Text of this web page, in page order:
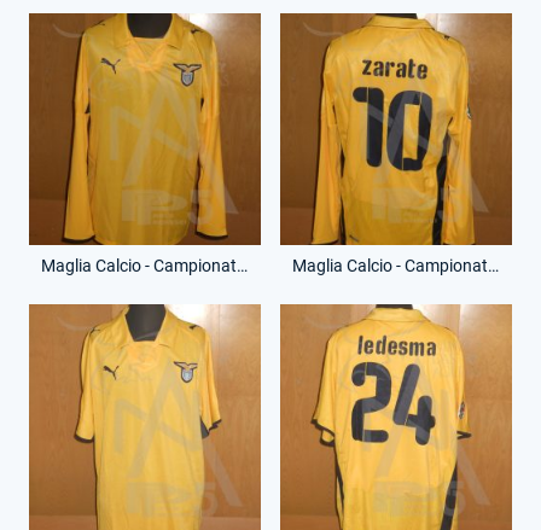
Maglia Calcio - Campionato Serie A - Mauro Zarate - 10 - (Fronte) Maglia Calcio - Campionato Serie A - Mauro Zarate - 10 - (Retro)